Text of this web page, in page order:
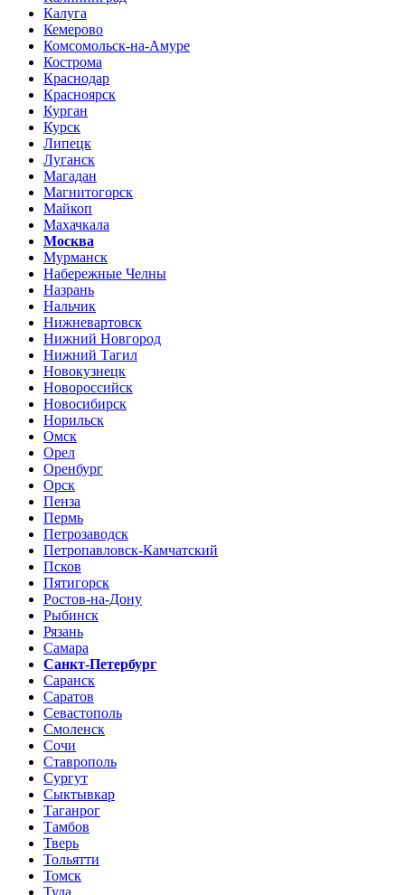
Калуга
Кемерово
Комсомольск-на-Амуре
Кострома
Краснодар
Красноярск
Курган
Курск
Липецк
Луганск
Магадан
Магнитогорск
Майкоп
Махачкала
Москва
Мурманск
Набережные Челны
Назрань
Нальчик
Нижневартовск
Нижний Новгород
Нижний Тагил
Новокузнецк
Новороссийск
Новосибирск
Норильск
Омск
Орел
Оренбург
Орск
Пенза
Пермь
Петрозаводск
Петропавловск-Камчатский
Псков
Пятигорск
Ростов-на-Дону
Рыбинск
Рязань
Самара
Санкт-Петербург
Саранск
Саратов
Севастополь
Смоленск
Сочи
Ставрополь
Сургут
Сыктывкар
Таганрог
Тамбов
Тверь
Тольятти
Томск
Тула